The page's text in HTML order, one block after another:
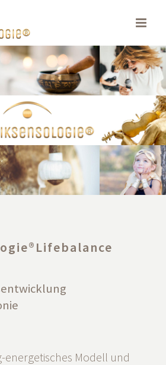
energetisches Modell und